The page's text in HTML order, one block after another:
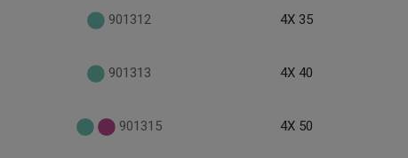
901312 4X 35
901313 4X 40
901315 4X 50